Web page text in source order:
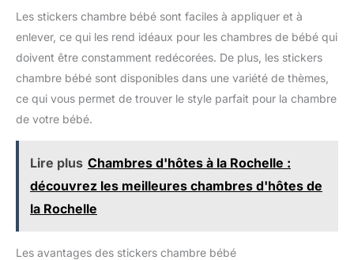
Les stickers chambre bébé sont faciles à appliquer et à
enlever, ce qui les rend idéaux pour les chambres de bébé qui
doivent être constamment redécorées. De plus, les stickers
chambre bébé sont disponibles dans une variété de thèmes,
ce qui vous permet de trouver le style parfait pour la chambre
de votre bébé.
Lire plus Chambres d'hôtes à la Rochelle :
découvrez les meilleures chambres d'hôtes de
la Rochelle
Les avantages des stickers chambre bébé